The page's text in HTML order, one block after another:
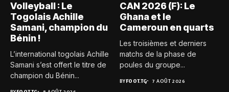
Volleyball : Le
Togolais Achille
Samani, champion du
Bénin !
L’international togolais Achille
Samani s’est offert le titre de
champion du Bénin...
CAN 2026 (F): Le
Ghana et le
Cameroun en quarts
Les troisièmes et derniers
matchs de la phase de
poules du groupe...
BYFOOT.TG 7 AOÛT 2026